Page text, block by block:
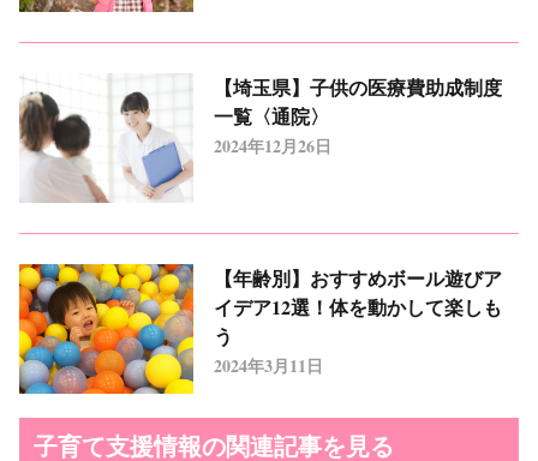
【埼玉県】子供の医療費助成制度
一覧〈通院〉
2024年12月26日
【年齢別】おすすめボール遊びア
イデア12選！体を動かして楽しも
う
2024年3月11日
子育て支援情報の関連記事を見る